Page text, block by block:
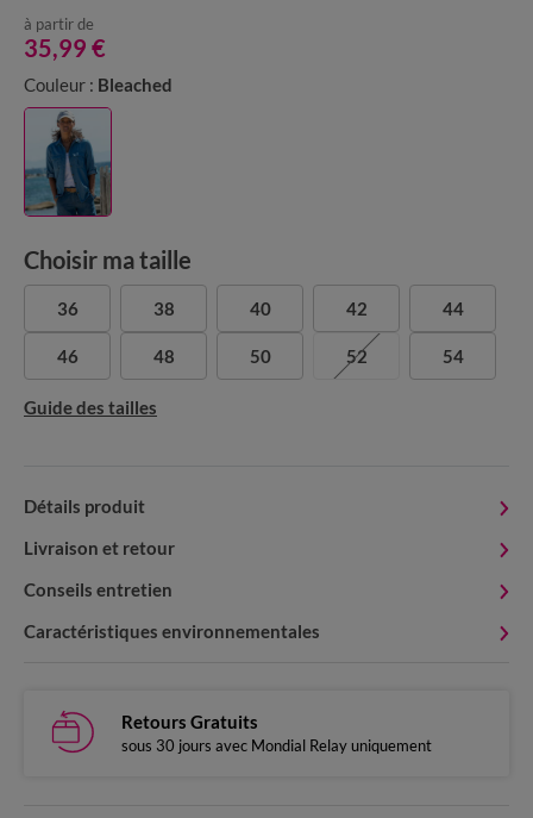
à partir de
35,99 €
Couleur : Bleached
Choisir ma taille
36 38 40 42 44
46 48 50 52 54
Guide des tailles
Détails produit
Livraison et retour
Conseils entretien
Caractéristiques environnementales
Retours Gratuits
sous 30 jours avec Mondial Relay uniquement